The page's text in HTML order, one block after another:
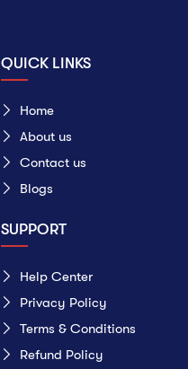
QUICK LINKS
Home
About us
Contact us
Blogs
SUPPORT
Help Center
Privacy Policy
Terms & Conditions
Refund Policy